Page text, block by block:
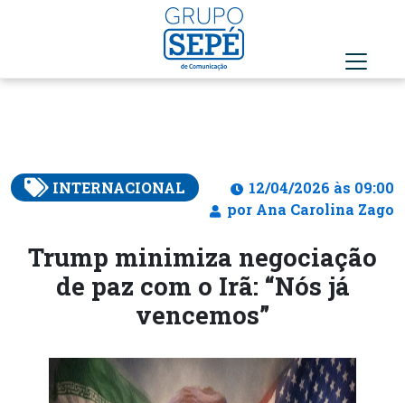
INTERNACIONAL
12/04/2026 às 09:00
por Ana Carolina Zago
Trump minimiza negociação
de paz com o Irã: “Nós já
vencemos”